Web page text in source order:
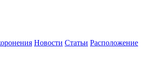
Новости Статьи Расположение